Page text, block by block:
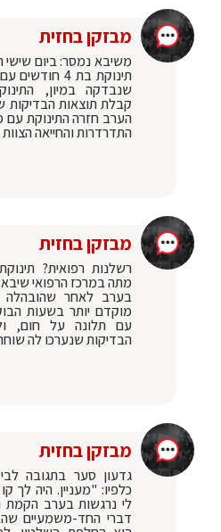
מבזקן בחזית
משיבא נמסר: ביום שישי
תינוקת בת 4
שנבדקה במיון,
קבלת תוצאות הבדיקות
הערב חזרה התינוקת עם
התדרדרות והחייאה
מבזקן בחזית
רשלנות רפואית?
מתה במרכז הרפואי
בערב לאחר שהובהלה
מוקדם יותר בשעות
עם תלונה על חום,
הבדיקות שנערכו לה
מבזקן בחזית
גדעון סער בתגובה
כלפיו: "מעניין. היה לך
לי נרגשות בערב
דברי החד-משמעיים